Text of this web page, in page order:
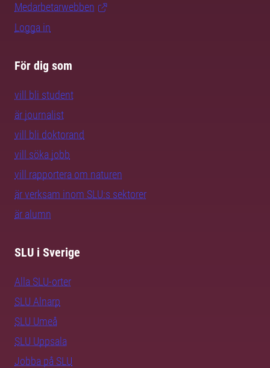
Medarbetarwebben
Logga in
För dig som
vill bli student
är journalist
vill bli doktorand
vill söka jobb
vill rapportera om naturen
är verksam inom SLU:s sektorer
är alumn
SLU i Sverige
Alla SLU-orter
SLU Alnarp
SLU Umeå
SLU Uppsala
Jobba på SLU